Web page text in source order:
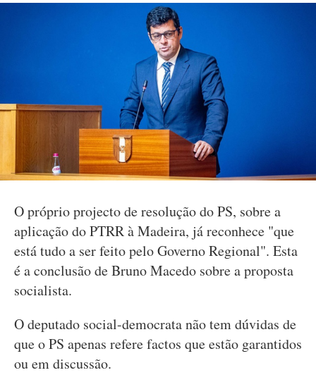
O próprio projecto de resolução do PS, sobre a
aplicação do PTRR à Madeira, já reconhece "que
está tudo a ser feito pelo Governo Regional". Esta
é a conclusão de Bruno Macedo sobre a proposta
socialista.
O deputado social-democrata não tem dúvidas de
que o PS apenas refere factos que estão garantidos
ou em discussão.